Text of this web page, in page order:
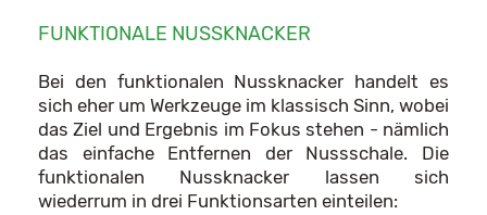
FUNKTIONALE NUSSKNACKER
Bei den funktionalen Nussknacker handelt es
sich eher um Werkzeuge im klassisch Sinn, wobei
das Ziel und Ergebnis im Fokus stehen - nämlich
das einfache Entfernen der Nussschale. Die
funktionalen Nussknacker lassen sich
wiederrum in drei Funktionsarten einteilen: